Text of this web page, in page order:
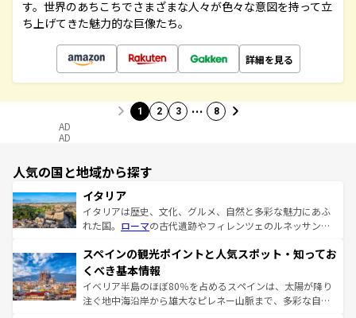
す。世界のあちこちでさまざまな人々が色々な意図を持って立
ち上げてきた魅力的な巨像たち。
詳細を見る
1 2 3 … 8
AD
AD
人気の国と地域から探す
イタリア
イタリアは歴史、文化、グルメ、自然と多彩な魅力にあふ
れた国。 ローマの古代遺跡やフィレンツェのルネッサンス
ろん、トスカーナの美しい田園風景やアマルフィ海岸の絶
景など、自然景観も見逃せない。観光の合間には、本場の
ピザやパスタなど、絶品のイタリア料理を堪能することも
できる。朝目覚めてから夜眠るまで、すべての瞬間を楽し
スペインの観光ポイントと人気スポット・知ってお
くべき基本情報
イベリア半島のほぼ80％を占めるスペインは、太陽が降り
注ぐ地中海沿岸から雄大なピレネー山脈まで、多彩な自然